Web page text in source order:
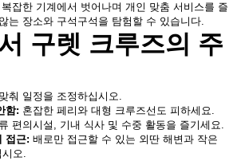
잡한 기계에서 벗어나며 개인 맞춤 서비스를 즐
는 장소와 구석구석을 탐험할 수 있습니다.
구렛 크루즈의 주
춰 일정을 조정하십시오.
함: 혼잡한 페리와 대형 크루즈선도 피하세요.
편의시설, 기내 식사 및 수중 활동을 즐기세요.
접근: 배로만 접근할 수 있는 외딴 해변과 작은
오.